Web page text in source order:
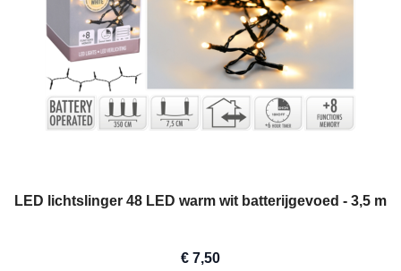
LED lichtslinger 48 LED warm wit batterijgevoed - 3,5 m
€ 7,50